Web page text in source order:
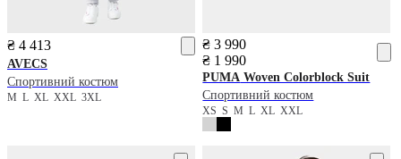
₴ 4 413
AVECS
Спортивний костюм
M L XL XXL 3XL
₴ 3 990
₴ 1 990
PUMA Woven Colorblock Suit
Спортивний костюм
XSSMLXLXXL